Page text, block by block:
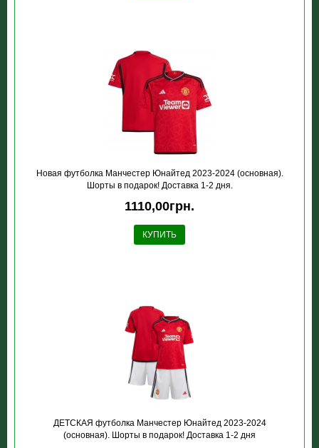
Новая футболка Манчестер Юнайтед 2023-2024 (основная).
Шорты в подарок! Доставка 1-2 дня.
1110,00грн.
КУПИТЬ
ДЕТСКАЯ футболка Манчестер Юнайтед 2023-2024
(основная). Шорты в подарок! Доставка 1-2 дня